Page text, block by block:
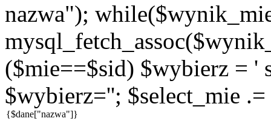
nazwa");
($mie==$sid) $wybierz = '
$wybierz=''; $select_mie